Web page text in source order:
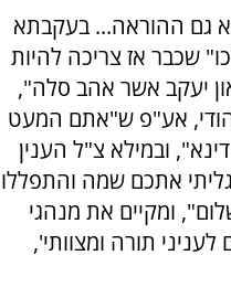
גם ההוראה... בעקבתא
שכבר אז צריכה להיות
יעקב אשר אהב סלה",
אע"פ ש"אתם המעט
ובמילא צ"ל הענין
אתכם שמה והתפללו
ומקיים את מנהגי
תורה ומצוותי',